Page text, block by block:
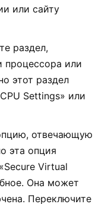
или сайту
раздел,
процессора или
этот раздел
Settings» или
отвечающую
эта опция
Virtual
Она может
Переключите